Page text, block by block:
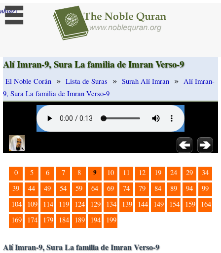
]
Alí Imran-9, Sura La familia de Imran Verso-9
El Noble Corán » Lista de Suras » Surah Alí Imran » Alí Imran-
9, Sura La familia de Imran Verso-9
0 5 6 7 8 9 10 11 12 19 24 29
34
39
44 49 54 59 64 69 74 79 84 89 94
99
104
109 114 119 124 129 134 139 144 149 154 159
164
169
174 179 184 189 194 199
Alí Imran-9, Sura La familia de Imran Verso-9